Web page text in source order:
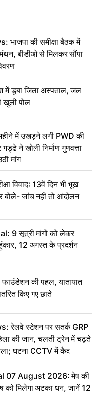
भाजपा की समीक्षा बैठक में
बीडीओ से मिलकर सौंपा
में डूबा जिला अस्पताल, जल
खुली पोल
में उखड़ने लगी PWD की
ने खोली निर्माण गुणवत्ता
मांग
विवाद: 13वें दिन भी भूख
बोले- जांच नहीं तो आंदोलन
9 सूत्री मांगों को लेकर
12 अगस्त के प्रदर्शन
की पहल, यातायात
किए गए छाते
रेलवे स्टेशन पर सतर्क GRP
की जान, चलती ट्रेन में चढ़ते
घटना CCTV में कैद
07 August 2026: मेष की
को मिलेगा अटका धन, जानें 12